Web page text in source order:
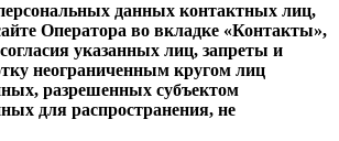
данных контактных лиц,
Оператора во вкладке «Контакты»,
указанных лиц, запреты и
неограниченным кругом лиц
разрешенных субъектом
для распространения, не